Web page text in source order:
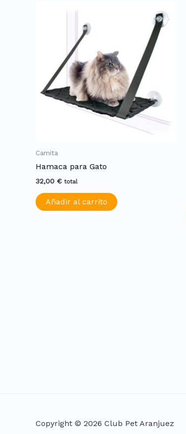
Camita
Hamaca para Gato
32,00 € total
Añadir al carrito
Copyright © 2026 Club Pet Aranjuez